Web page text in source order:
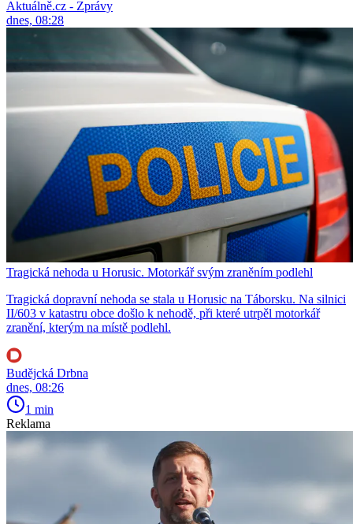
Aktuálně.cz - Zprávy
dnes, 08:28
Tragická nehoda u Horusic. Motorkář svým zraněním podlehl
Tragická dopravní nehoda se stala u Horusic na Táborsku. Na silnici
II/603 v katastru obce došlo k nehodě, při které utrpěl motorkář
zranění, kterým na místě podlehl.
Budějcká Drbna
dnes, 08:26
1 min
Reklama